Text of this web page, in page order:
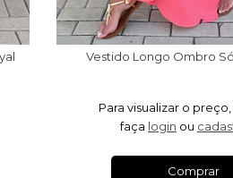
Vestido Longo Ombro
Para visualizar o
faça login ou
Comprar